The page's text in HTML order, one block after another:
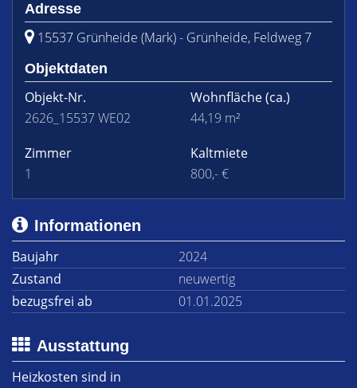
Adresse
15537 Grünheide (Mark) - Grünheide, Feldweg 7
Objektdaten
Objekt-Nr.
2626_15537 WE02
Wohnfläche(ca.)
44,19 m²
Zimmer
1
Kaltmiete
800,- €
Informationen
Baujahr
2024
Zustand
neuwertig
bezugsfrei ab
01.01.2025
Ausstattung
Heizkosten sind in